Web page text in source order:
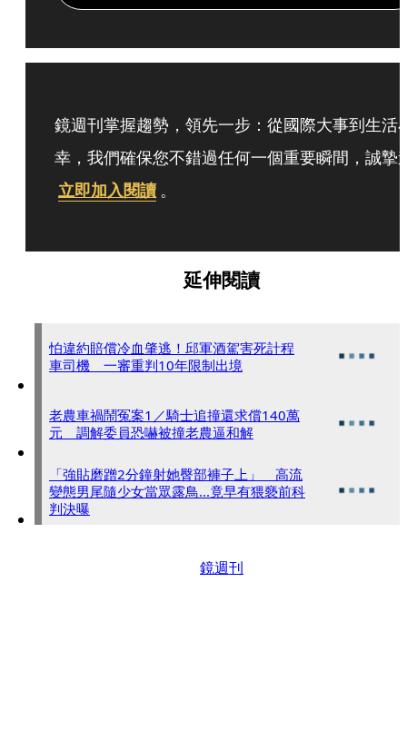
鏡週刊掌握趨勢，領先一步：從國際大事到生活
幸，我們確保您不錯過任何一個重要瞬間，誠摯
立即加入閱讀 。
延伸閱讀
怕違約賠償冷血肇逃！邱軍酒駕害死計程
車司機 一審重判10年限制出境
老農車禍鬧冤案1／騎士追撞還求償140萬
元 調解委員恐嚇被撞老農逼和解
「強貼磨蹭2分鐘射她臀部褲子上」 高流
變態男尾隨少女當眾露鳥...竟早有猥褻前科
判決曝
鏡週刊